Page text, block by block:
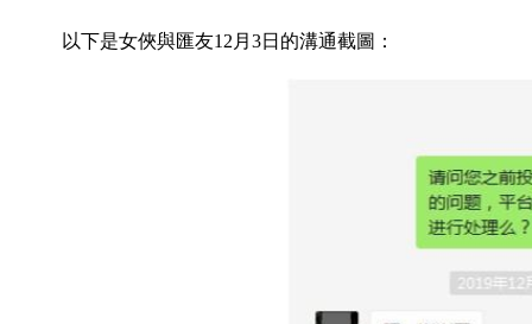
以下是女俠與匯友12月3日的溝通截圖：